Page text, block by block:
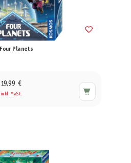
Four Planets
19,99 €
inkl. MwSt.